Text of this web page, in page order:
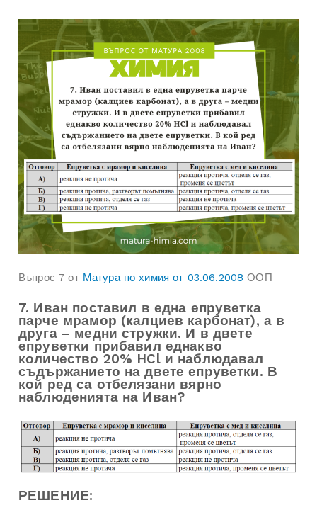
Въпрос 7 от Матура по химия от 03.06.2008 ООП
7. Иван поставил в една епруветка
парче мрамор (калциев карбонат), а в
друга – медни стружки. И в двете
епруветки прибавил еднакво
количество 20% HCl и наблюдавал
съдържанието на двете епруветки. В
кой ред са отбелязани вярно
наблюденията на Иван?
РЕШЕНИЕ: